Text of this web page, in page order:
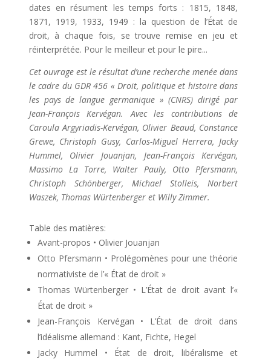
dates en résument les temps forts : 1815, 1848,
1871, 1919, 1933, 1949 : la question de l’État de
droit, à chaque fois, se trouve remise en jeu et
réinterprétée. Pour le meilleur et pour le pire...
Cet ouvrage est le résultat d’une recherche menée dans
le cadre du GDR 456 « Droit, politique et histoire dans
les pays de langue germanique » (CNRS) dirigé par
Jean-François Kervégan. Avec les contributions de
Caroula Argyriadis-Kervégan, Olivier Beaud, Constance
Grewe, Christoph Gusy, Carlos-Miguel Herrera, Jacky
Hummel, Olivier Jouanjan, Jean-François Kervégan,
Massimo La Torre, Walter Pauly, Otto Pfersmann,
Christoph Schönberger, Michael Stolleis, Norbert
Waszek, Thomas Würtenberger et Willy Zimmer.
Table des matières:
Avant-propos • Olivier Jouanjan
Otto Pfersmann • Prolégomènes pour une théorie
normativiste de l’« État de droit »
Thomas Würtenberger • L’État de droit avant l’«
État de droit »
Jean-François Kervégan • L’État de droit dans
l’idéalisme allemand : Kant, Fichte, Hegel
Jacky Hummel • État de droit, libéralisme et